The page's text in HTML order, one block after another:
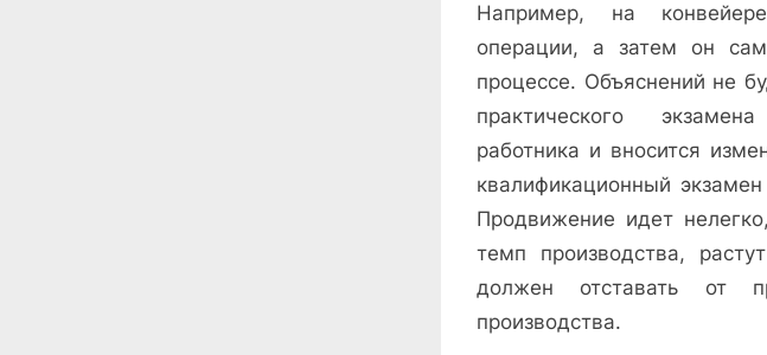
Например, на
операции, а затем он
процессе. Объяснений не
практического
работника и вносится
квалификационный
Продвижение идет
темп производства,
должен отставать от
производства.